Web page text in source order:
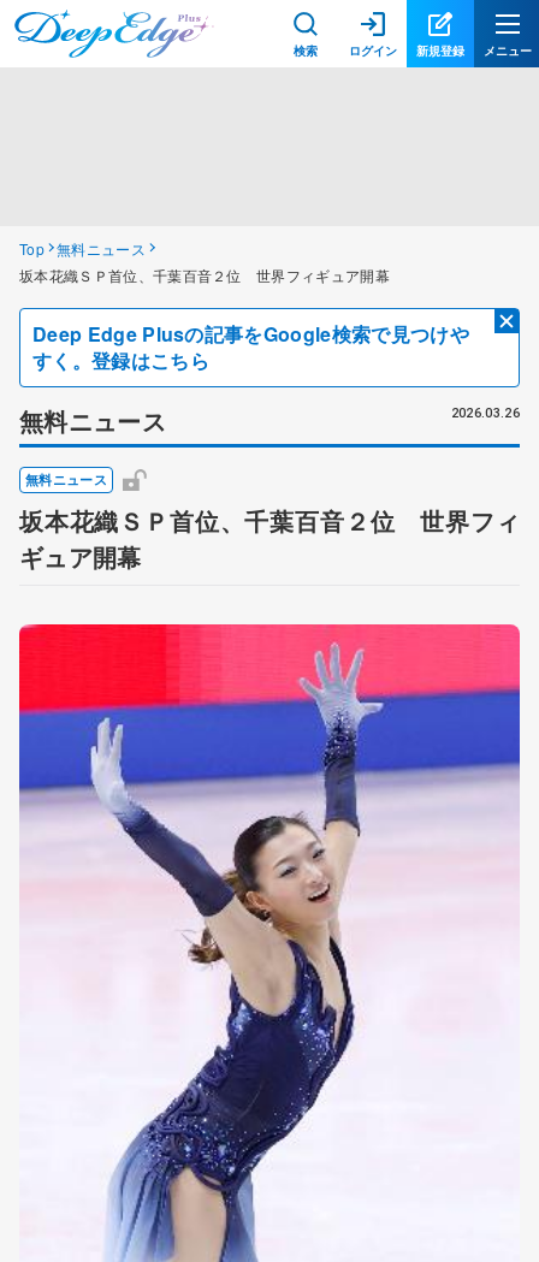
検索 ログイン 新規登録 メニュー
Top 無料ニュース
坂本花織ＳＰ首位、千葉百音２位 世界フィギュア開幕
Deep Edge Plusの記事をGoogle検索で見つけや
すく。登録はこちら
無料ニュース 2026.03.26
無料ニュース
坂本花織ＳＰ首位、千葉百音２位 世界フィ
ギュア開幕